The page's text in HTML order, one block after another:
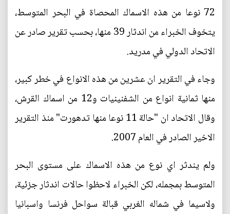
72 نوعا من هذه الاسماك المحصاة في البحر المتوسط،
يتخوف الخبراء من اندثار 39 منها، بحسب تقرير صادر عن
الاتحاد الدولي في مدريد.
وجاء في التقرير ان عشرين من هذه الانواع في خطر كبير،
منها ثمانية انواع من الشفنينيات و12 من اسماك القرش،
وقال الاتحاد ان "حالة 11 نوعا منها تدهورت" منذ التقرير
الاخير الصادر في العام 2007.
ولم يندثر اي نوع من هذه الاسماك على مستوى البحر
المتوسط بمجمله، لكن الخبراء لاحظوا حالات اندثار جزئية،
ولاسيما في شماله الغربي قبالة سواحل فرنسا واسبانيا